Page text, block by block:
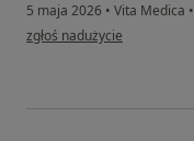
5 maja 2026 • Vita Medica •
w opinii użytkownika Dorota
zgłoś nadużycie